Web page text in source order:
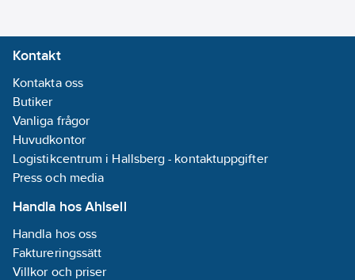
Kontakt
Kontakta oss
Butiker
Vanliga frågor
Huvudkontor
Logistikcentrum i Hallsberg - kontaktuppgifter
Press och media
Handla hos Ahlsell
Handla hos oss
Faktureringssätt
Villkor och priser